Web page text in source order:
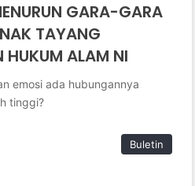
GARA-GARA
TAYANG
HUKUM ALAM NI
emosi ada hubungannya
tinggi?
Buletin